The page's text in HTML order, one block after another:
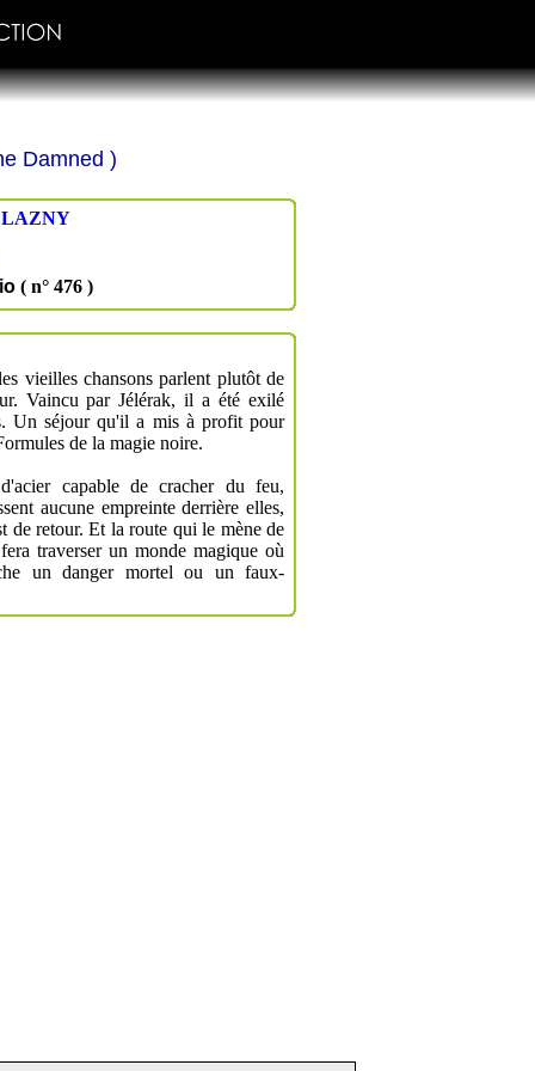
Damned )
( n° 476 )
vieilles chansons parlent plutôt de
Vaincu par Jélérak, il a été exilé
Un séjour qu'il a mis à profit pour
de la magie noire.
capable de cracher du feu,
aucune empreinte derrière elles,
de retour. Et la route qui le mène de
traverser un monde magique où
un danger mortel ou un faux-